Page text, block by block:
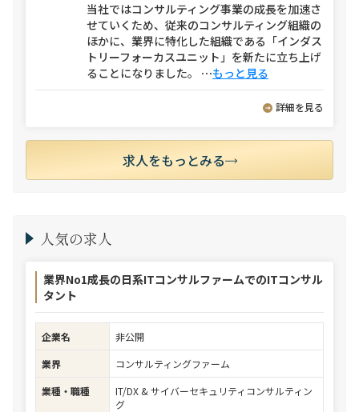
当社ではコンサルティング事業の成長を加速さ
せていくため、従来のコンサルティング組織の
ほかに、業界に特化した組織である「インダス
トリーフォーカスユニット」を新たに立ち上げ
ることになりました。 ⋯もっと見る
詳細を見る
求人をもっとみる
人気の求人
業界No1成長の日系ITコンサルファームでのITコンサル
タント
企業名
非公開
業界
コンサルティングファーム
業種・職種
IT/DX & サイバーセキュリティコンサルティン
グ